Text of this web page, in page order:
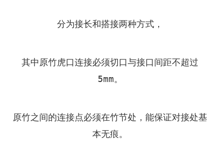
分为接长和搭接两种方式，
其中原竹虎口连接必须切口与接口间距不超过
5mm。
原竹之间的连接点必须在竹节处，能保证对接处基
本无痕。